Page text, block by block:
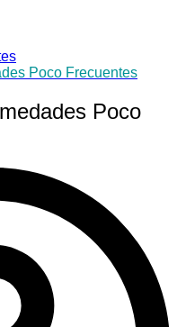
Poco Frecuentes
Poco